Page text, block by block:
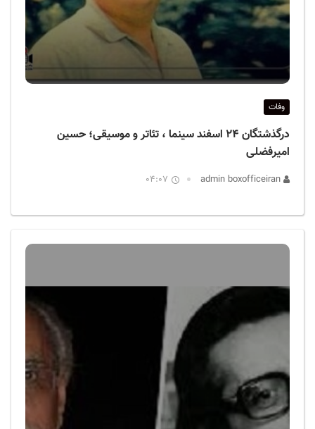
وفات
درگذشتگان ۲۴ اسفند سینما ، تئاتر و موسیقی؛ حسین
امیرفضلی
04:07